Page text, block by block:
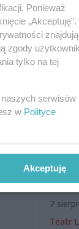
7
Teatr
Ponieważ
„Akceptuję”.
zgody
tylko na tej
serwisów
w Polityce
Akceptuję